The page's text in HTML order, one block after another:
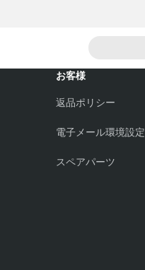
お客様
返品ポリシー
電子メール環境設定
スペアパーツ